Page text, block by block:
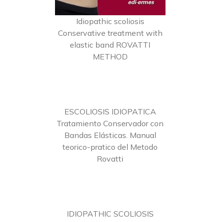
Idiopathic scoliosis
Conservative treatment with
elastic band ROVATTI
METHOD
ESCOLIOSIS IDIOPATICA
Tratamiento Conservador con
Bandas Elásticas. Manual
teorico-pratico del Metodo
Rovatti
IDIOPATHIC SCOLIOSIS